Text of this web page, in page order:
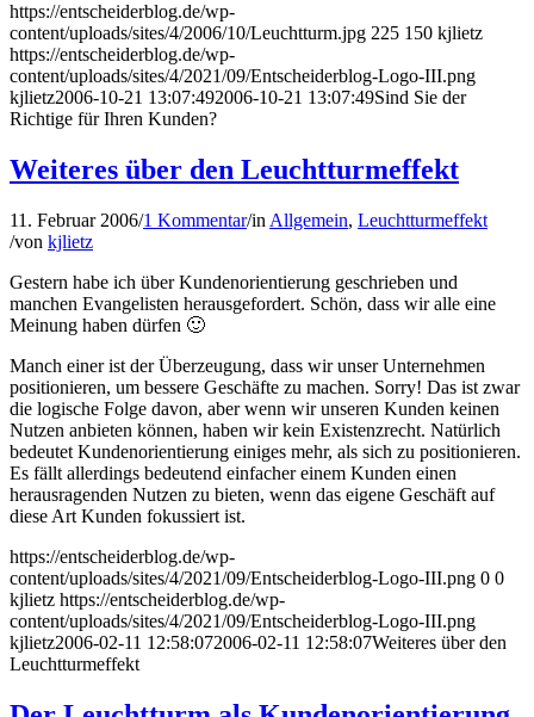
https://entscheiderblog.de/wp-
content/uploads/sites/4/2006/10/Leuchtturm.jpg 225 150 kjlietz
https://entscheiderblog.de/wp-
content/uploads/sites/4/2021/09/Entscheiderblog-Logo-III.png
kjlietz2006-10-21 13:07:492006-10-21 13:07:49Sind Sie der
Richtige für Ihren Kunden?
Weiteres über den Leuchtturmeffekt
11. Februar 2006/1 Kommentar/in Allgemein, Leuchtturmeffekt
/von kjlietz
Gestern habe ich über Kundenorientierung geschrieben und
manchen Evangelisten herausgefordert. Schön, dass wir alle eine
Meinung haben dürfen 🙂
Manch einer ist der Überzeugung, dass wir unser Unternehmen
positionieren, um bessere Geschäfte zu machen. Sorry! Das ist zwar
die logische Folge davon, aber wenn wir unseren Kunden keinen
Nutzen anbieten können, haben wir kein Existenzrecht. Natürlich
bedeutet Kundenorientierung einiges mehr, als sich zu positionieren.
Es fällt allerdings bedeutend einfacher einem Kunden einen
herausragenden Nutzen zu bieten, wenn das eigene Geschäft auf
diese Art Kunden fokussiert ist.
https://entscheiderblog.de/wp-
content/uploads/sites/4/2021/09/Entscheiderblog-Logo-III.png 0 0
kjlietz https://entscheiderblog.de/wp-
content/uploads/sites/4/2021/09/Entscheiderblog-Logo-III.png
kjlietz2006-02-11 12:58:072006-02-11 12:58:07Weiteres über den
Leuchtturmeffekt